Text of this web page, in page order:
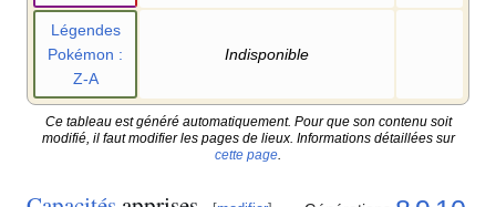
Légendes
Pokémon :
Z-A
Indisponible
Ce tableau est généré automatiquement. Pour que son contenu soit
modifié, il faut modifier les pages de lieux. Informations détaillées sur
cette page